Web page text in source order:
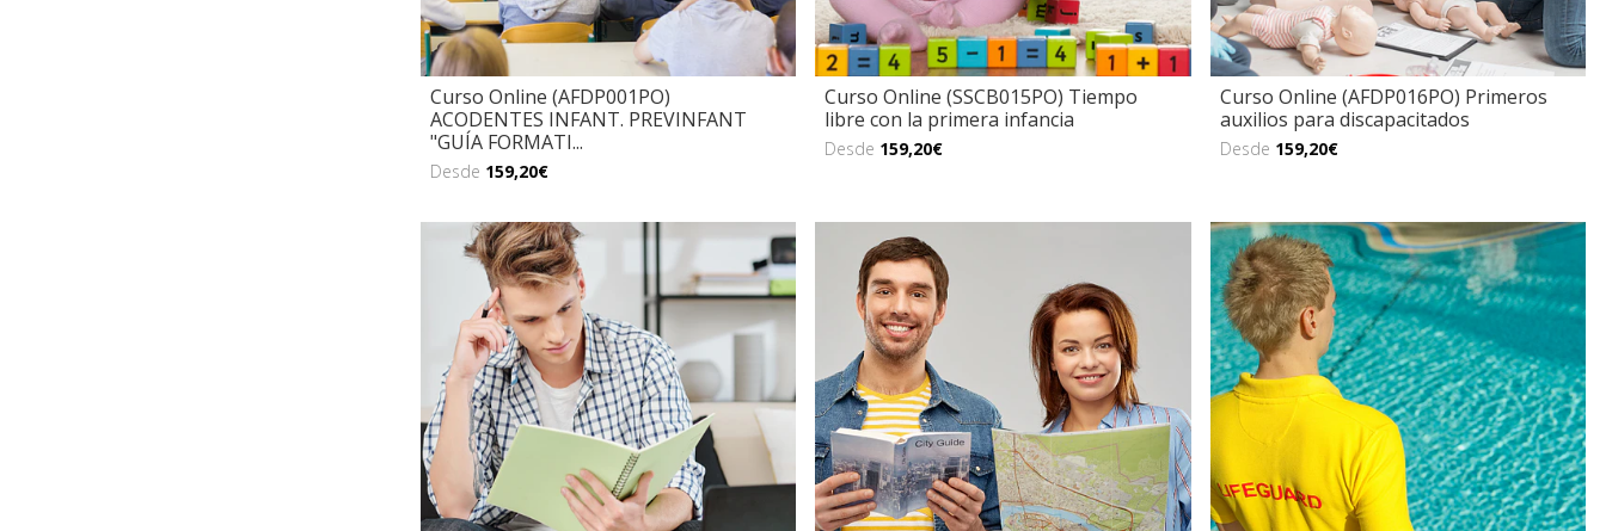
Curso Online (AFDP001PO)
ACODENTES INFANT. PREVINFANT
"GUÍA FORMATI...
Desde 159,20€
Curso Online (SSCB015PO) Tiempo
libre con la primera infancia
Desde 159,20€
Curso Online (AFDP016PO) Primeros
auxilios para discapacitados
Desde 159,20€